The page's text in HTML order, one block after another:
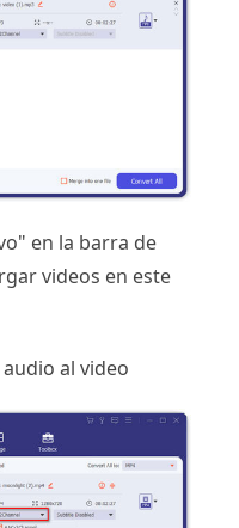
en la barra de
videos en este
al video